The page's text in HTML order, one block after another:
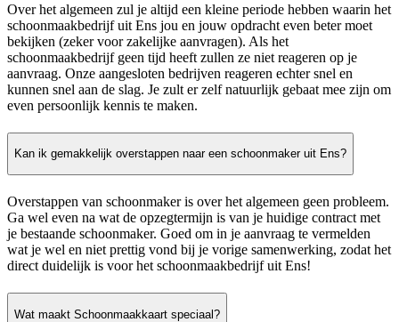
Over het algemeen zul je altijd een kleine periode hebben waarin het
schoonmaakbedrijf uit Ens jou en jouw opdracht even beter moet
bekijken (zeker voor zakelijke aanvragen). Als het
schoonmaakbedrijf geen tijd heeft zullen ze niet reageren op je
aanvraag. Onze aangesloten bedrijven reageren echter snel en
kunnen snel aan de slag. Je zult er zelf natuurlijk gebaat mee zijn om
even persoonlijk kennis te maken.
Kan ik gemakkelijk overstappen naar een schoonmaker uit Ens?
Overstappen van schoonmaker is over het algemeen geen probleem.
Ga wel even na wat de opzegtermijn is van je huidige contract met
je bestaande schoonmaker. Goed om in je aanvraag te vermelden
wat je wel en niet prettig vond bij je vorige samenwerking, zodat het
direct duidelijk is voor het schoonmaakbedrijf uit Ens!
Wat maakt Schoonmaakkaart speciaal?